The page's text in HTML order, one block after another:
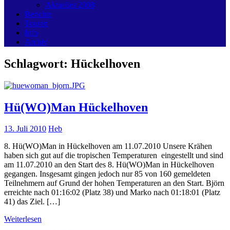
Aktuelles 2008
Berichte
Touren
Info
Archiv
Schlagwort: Hückelhoven
Hü(WO)Man Hückelhoven
13. Juli 2010 Heb
8. Hü(WO)Man in Hückelhoven am 11.07.2010 Unsere Krähen
haben sich gut auf die tropischen Temperaturen eingestellt und sind
am 11.07.2010 an den Start des 8. Hü(WO)Man in Hückelhoven
gegangen. Insgesamt gingen jedoch nur 85 von 160 gemeldeten
Teilnehmern auf Grund der hohen Temperaturen an den Start. Björn
erreichte nach 01:16:02 (Platz 38) und Marko nach 01:18:01 (Platz
41) das Ziel. […]
Weiterlesen